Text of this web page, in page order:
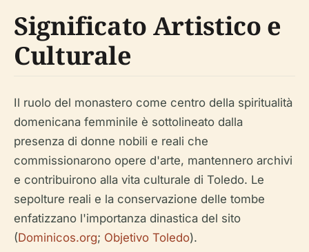
Significato Artistico e
Culturale
Il ruolo del monastero come centro della spiritualità
domenicana femminile è sottolineato dalla
presenza di donne nobili e reali che
commissionarono opere d'arte, mantennero archivi
e contribuirono alla vita culturale di Toledo. Le
sepolture reali e la conservazione delle tombe
enfatizzano l'importanza dinastica del sito
(Dominicos.org; Objetivo Toledo).